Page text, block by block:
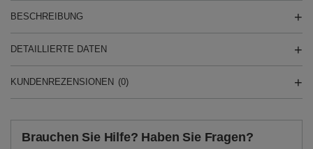
BESCHREIBUNG
DETAILLIERTE DATEN
KUNDENREZENSIONEN (0)
Brauchen Sie Hilfe? Haben Sie Fragen?